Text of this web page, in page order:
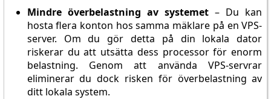
Mindre överbelastning av systemet – Du kan
hosta flera konton hos samma mäklare på en VPS-
server. Om du gör detta på din lokala dator
riskerar du att utsätta dess processor för enorm
belastning. Genom att använda VPS-servrar
eliminerar du dock risken för överbelastning av
ditt lokala system.